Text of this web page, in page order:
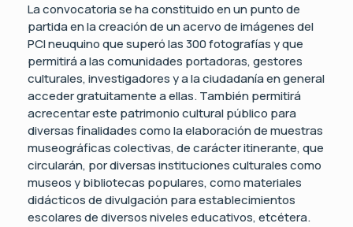
La convocatoria se ha constituido en un punto de
partida en la creación de un acervo de imágenes del
PCI neuquino que superó las 300 fotografías y que
permitirá a las comunidades portadoras, gestores
culturales, investigadores y a la ciudadanía en general
acceder gratuitamente a ellas. También permitirá
acrecentar este patrimonio cultural público para
diversas finalidades como la elaboración de muestras
museográficas colectivas, de carácter itinerante, que
circularán, por diversas instituciones culturales como
museos y bibliotecas populares, como materiales
didácticos de divulgación para establecimientos
escolares de diversos niveles educativos, etcétera.